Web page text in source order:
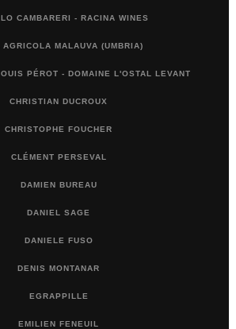
CAMBARERI - RACINA WINES
AGRICOLA MALAUVA (UMBRIA)
PÉROT - DOMAINE L'OSTAL LEVANT
CHRISTIAN DUCROUX
CHRISTOPHE FOUCHER
CLÉMENT PERSEVAL
DAMIEN BUREAU
DANIEL SAGE
DANIELE FUSO
DENIS MONTANAR
EGRAPPILLE
EMILIEN FENEUIL